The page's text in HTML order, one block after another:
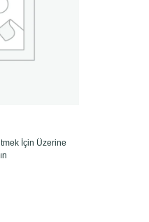
İçin Üzerine